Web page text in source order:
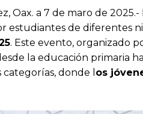
Oax. a 7 de maro de
estudiantes de diferentes
. Este evento, organizado
la educación primaria
donde l os